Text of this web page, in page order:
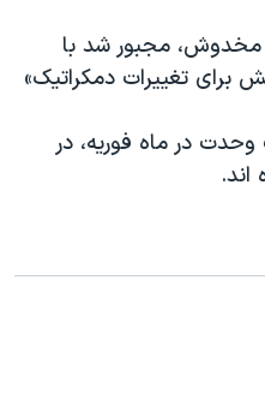
مخدوش، مجبور شد با
برای تغییرات دمکراتیک»
در ماه فوریه، در
اند.